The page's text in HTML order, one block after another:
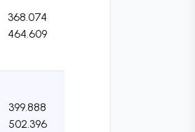
368.074
464.609
399.888
502.396